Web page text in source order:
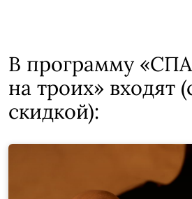
В программу
на троих» входят
скидкой):